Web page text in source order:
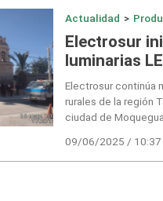
Actualidad >
Electrosur
luminarias
Electrosur continúa
rurales de la región
ciudad de
09/06/2025 / 10:37